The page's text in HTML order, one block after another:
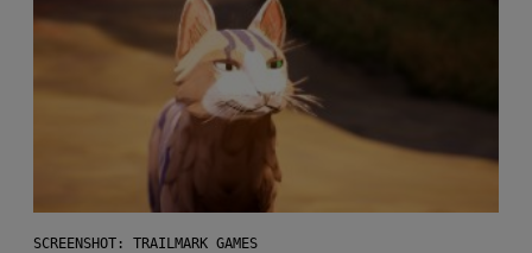
SCREENSHOT: TRAILMARK GAMES